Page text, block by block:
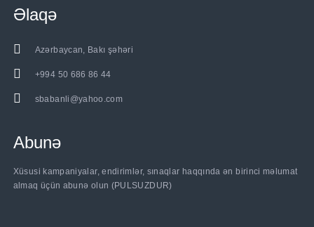
Əlaqə
Azərbaycan, Bakı şəhəri
+994 50 686 86 44
sbabanli@yahoo.com
Abunə
Xüsusi kampaniyalar, endirimlər, sınaqlar haqqında ən birinci məlumat
almaq üçün abunə olun (PULSUZDUR)